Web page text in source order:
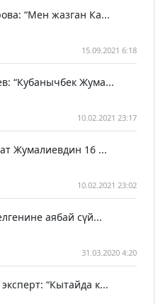
“Мен жазган Ка...
15.09.2021 6:18
“Кубанычбек Жума...
10.02.2021 23:17
Жумалиевдин 16 ...
10.02.2021 23:02
аябай сүй...
31.03.2020 4:20
“Кытайда к...